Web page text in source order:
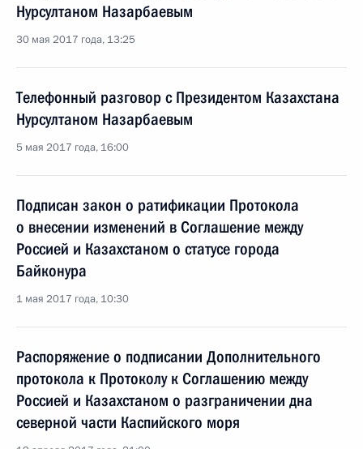
Нурсултаном Назарбаевым
30 мая 2017 года, 13:25
Телефонный разговор с Президентом Казахстана
Нурсултаном Назарбаевым
5 мая 2017 года, 16:00
Подписан закон о ратификации Протокола
о внесении изменений в Соглашение между
Россией и Казахстаном о статусе города
Байконура
1 мая 2017 года, 10:30
Распоряжение о подписании Дополнительного
протокола к Протоколу к Соглашению между
Россией и Казахстаном о разграничении дна
северной части Каспийского моря